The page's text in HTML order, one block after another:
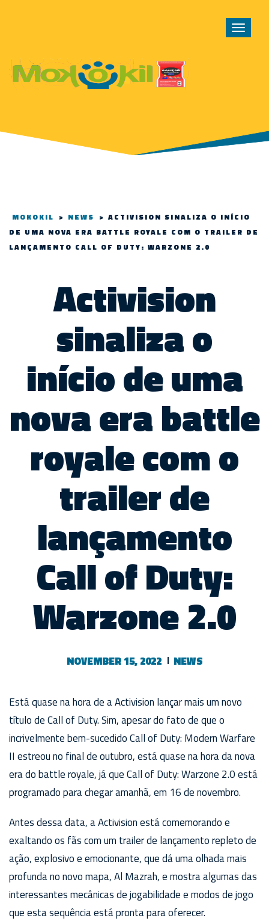
Toggle
MOKOKIL > NEWS > ACTIVISION SINALIZA O INÍCIO
DE UMA NOVA ERA BATTLE ROYALE COM O TRAILER DE
LANÇAMENTO CALL OF DUTY: WARZONE 2.0
Activision
sinaliza o
início de uma
nova era battle
royale com o
trailer de
lançamento
Call of Duty:
Warzone 2.0
NOVEMBER 15, 2022 NEWS
Está quase na hora de a Activision lançar mais um novo
título de Call of Duty. Sim, apesar do fato de que o
incrivelmente bem-sucedido Call of Duty: Modern Warfare
II estreou no final de outubro, está quase na hora da nova
era do battle royale, já que Call of Duty: Warzone 2.0 está
programado para chegar amanhã, em 16 de novembro.
Antes dessa data, a Activision está comemorando e
exaltando os fãs com um trailer de lançamento repleto de
ação, explosivo e emocionante, que dá uma olhada mais
profunda no novo mapa, Al Mazrah, e mostra algumas das
interessantes mecânicas de jogabilidade e modos de jogo
que esta sequência está pronta para oferecer.